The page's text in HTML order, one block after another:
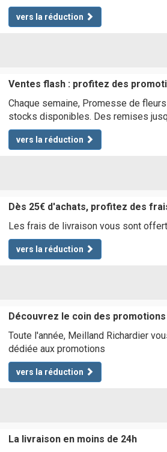
vers la réduction
Ventes flash : profitez des
Chaque semaine, Promesse de
stocks disponibles. Des remises
vers la réduction
Dès 25€ d'achats, profitez des
Les frais de livraison vous sont
vers la réduction
Découvrez le coin des promotions
Toute l'année, Meilland Richardier
dédiée aux promotions
vers la réduction
La livraison en moins de 24h